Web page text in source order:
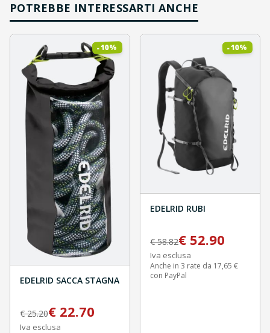
POTREBBE INTERESSARTI ANCHE
-10%
EDELRID SACCA STAGNA
€25.20€ 22.70
Iva esclusa
-10%
EDELRID RUBI
€58.82€ 52.90
Iva esclusa
Anche in 3 rate da 17,65 €
con PayPal